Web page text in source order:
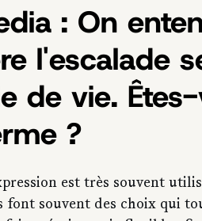
: On
l'escalade
de vie.
?
est très souvent
font souvent des choix qui